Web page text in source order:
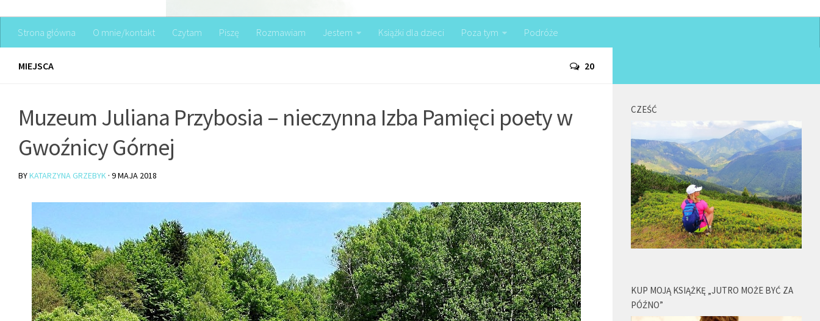
Strona główna O mnie/kontakt Czytam Piszę Rozmawiam Jestem Książki dla dzieci Poza tym Podróże
MIEJSCA 20
Muzeum Juliana Przybosia – nieczynna Izba Pamięci poety w
Gwoźnicy Górnej
BYKATARZYNA GRZEBYK · 9 MAJA 2018
CZEŚĆ
KUP MOJĄ KSIĄŻKĘ „JUTRO MOŻE BYĆ ZA
PÓŹNO”